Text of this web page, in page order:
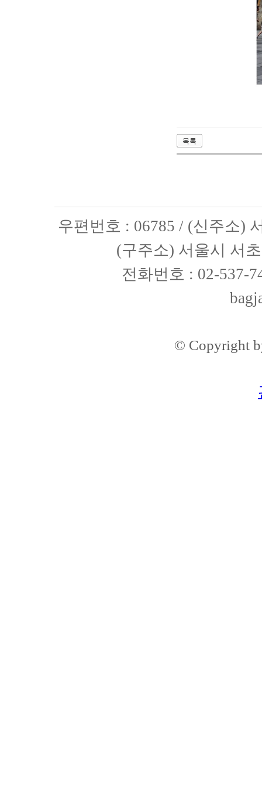
목록
우편번호 : 06785 / (신주소)
(구주소) 서울시 서
전화번호 : 02-537-
© Copyright